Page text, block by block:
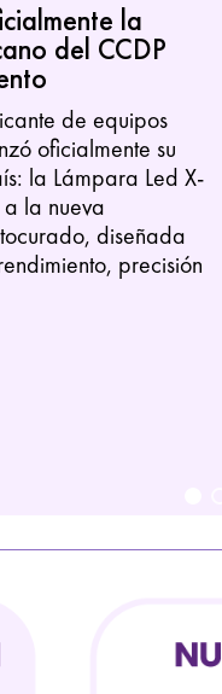
la
del CCDP
de equipos
oficialmente su
la Lámpara Led X-
la nueva
diseñada
precisión